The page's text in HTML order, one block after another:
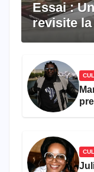
Essai :
revisite la